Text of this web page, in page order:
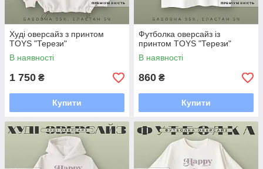
Худі оверсайз з принтом
TOYS "Терези"
В наявності
1 750 ₴
Купити
Футболка оверсайз із
принтом TOYS "Терези"
В наявності
860 ₴
Купити